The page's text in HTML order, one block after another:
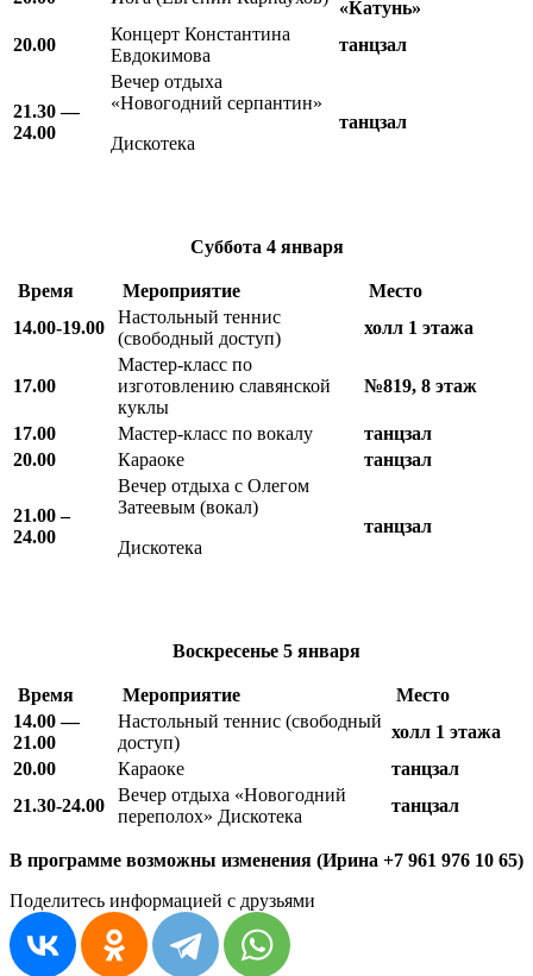
«Катунь»
20.00
Концерт Константина
Евдокимова
танцзал
21.30 —
24.00
Вечер отдыха
«Новогодний серпантин»
Дискотека
танцзал
Суббота 4января
Время Мероприятие
Место
14.00-19.00
Настольный теннис
(свободный доступ)
холл 1 этажа
17.00
Мастер-класс по
изготовлению славянской
куклы
№819, 8 этаж
17.00 Мастер-класс по вокалу
танцзал
20.00
Караоке танцзал
21.00 –
24.00
Вечер отдыха с Олегом
Затеевым (вокал)
Дискотека
танцзал
Воскресенье 5 января
Время Мероприятие
Место
14.00 —
21.00
Настольный теннис (свободный
доступ)
холл 1 этажа
20.00
Караоке
танцзал
21.30-24.00
Вечер отдыха «Новогодний
переполох» Дискотека
танцзал
В программе возможны изменения (Ирина +7 961 976 10 65)
Поделитесь информацией с друзьями